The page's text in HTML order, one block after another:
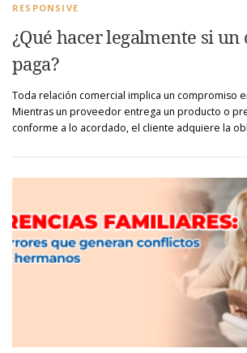
RESPONSIVE
¿Qué hacer legalmente si
paga?
Toda relación comercial implica un compromiso
Mientras un proveedor entrega un producto o
conforme a lo acordado, el cliente adquiere la